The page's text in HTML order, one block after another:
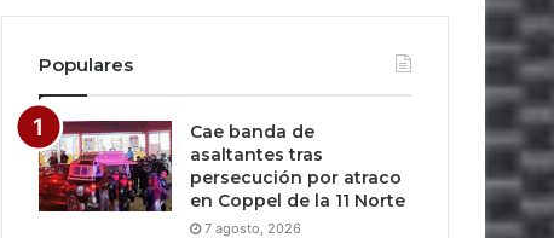
Populares
Cae banda de
asaltantes tras
persecución por atraco
en Coppel de la 11 Norte
7 agosto, 2026